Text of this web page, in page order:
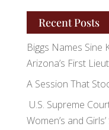
Recent Posts
Biggs Names Sine
Arizona’s First
A Session That
U.S. Supreme
Women’s and